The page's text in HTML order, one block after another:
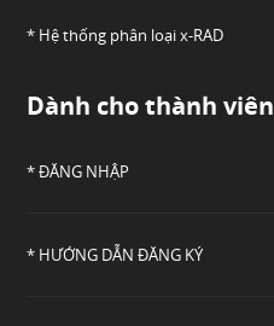
* Hệ thống phân loại x-RAD
Dành cho thành viên
* ĐĂNG NHẬP
* HƯỚNG DẪN ĐĂNG KÝ